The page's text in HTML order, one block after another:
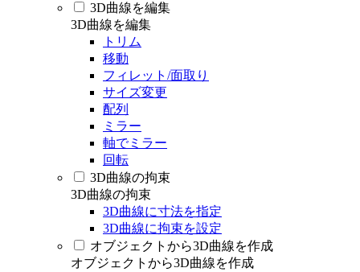
3D曲線を編集
3D曲線を編集
トリム
移動
フィレット/面取り
サイズ変更
配列
ミラー
軸でミラー
回転
3D曲線の拘束
3D曲線の拘束
3D曲線に寸法を指定
3D曲線に拘束を設定
オブジェクトから3D曲線を作成
オブジェクトから3D曲線を作成